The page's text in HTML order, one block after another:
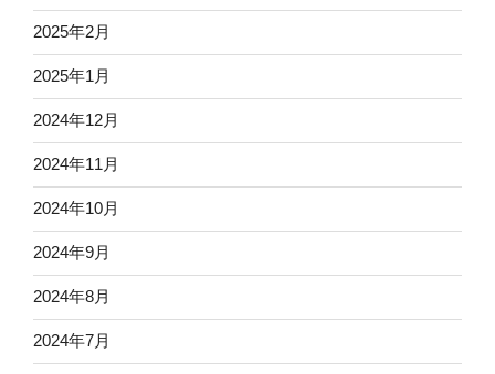
2025年2月
2025年1月
2024年12月
2024年11月
2024年10月
2024年9月
2024年8月
2024年7月